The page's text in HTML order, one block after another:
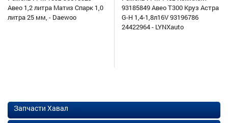
Авео 1,2 литра Матиз Спарк 1,0
литра 25 мм, - Daewoo
93185849 Авео Т300 Круз Астра
G-H 1,4-1,8л16V 93196786
24422964 - LYNXauto
Запчасти Хавал